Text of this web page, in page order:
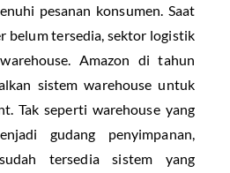
pesanan konsumen. Saat
belum tersedia, sektor logistik
Amazon di tahun
sistem warehouse untuk
Tak seperti warehouse yang
gudang penyimpanan,
tersedia sistem yang